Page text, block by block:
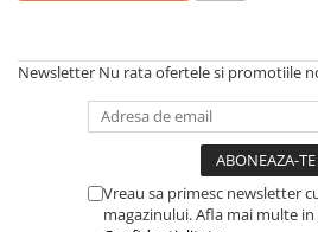
Newsletter Nu rata ofertele si promotiile
Vreau sa primesc newsletter
magazinului. Afla mai multe in